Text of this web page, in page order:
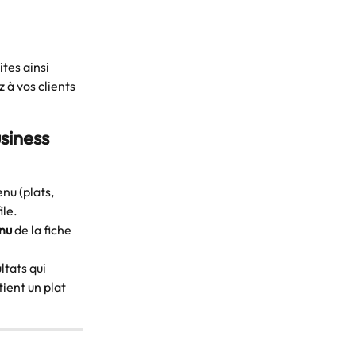
ainsi
à vos clients
(plats,
de la fiche
qui
un plat